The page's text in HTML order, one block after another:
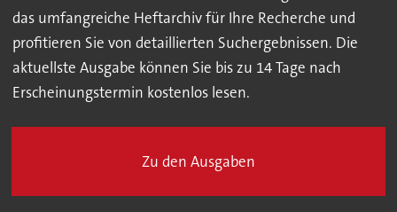
das umfangreiche Heftarchiv für Ihre Recherche und
profitieren Sie von detaillierten Suchergebnissen. Die
aktuellste Ausgabe können Sie bis zu 14 Tage nach
Erscheinungstermin kostenlos lesen.
Zu den Ausgaben